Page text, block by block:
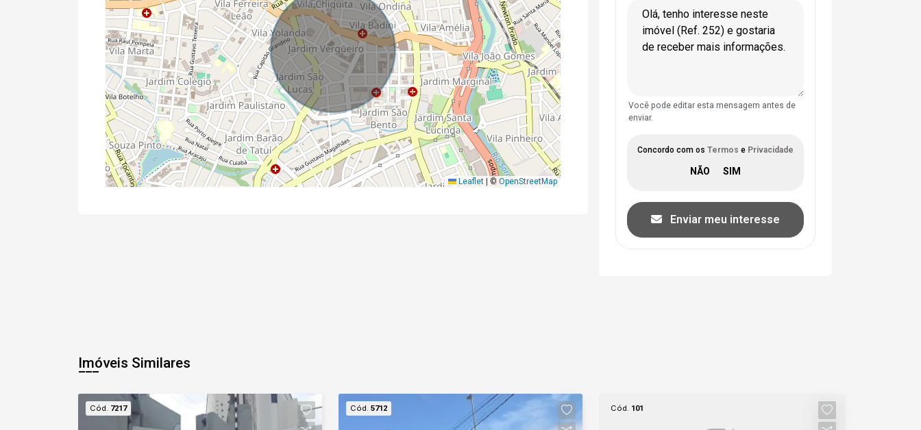
Leaflet | © OpenStreetMap
Você pode editar esta mensagem antes de
enviar.
Concordo com os Termos e Privacidade
Enviar meu interesse
Imóveis Similares
Cód. 7217 Cód. 5712 Cód. 101